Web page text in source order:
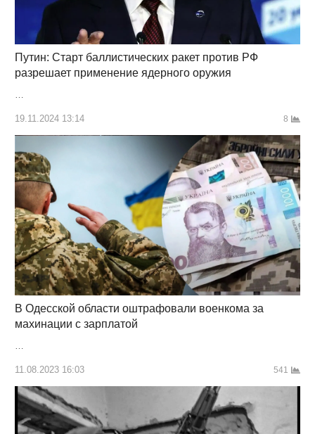
Путин: Старт баллистических ракет против РФ
разрешает применение ядерного оружия
19.11.2024 13:14 8
В Одесской области оштрафовали военкома за
махинации с зарплатой
…
11.08.2023 16:03 541